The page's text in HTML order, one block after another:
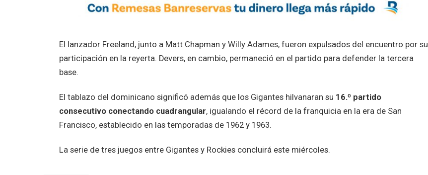
El lanzador Freeland, junto a Matt Chapman y Willy Adames, fueron expulsados del encuentro por su
participación en la reyerta. Devers, en cambio, permaneció en el partido para defender la tercera
base.
El tablazo del dominicano significó además que los Gigantes hilvanaran su 16.º partido
consecutivo conectando cuadrangular, igualando el récord de la franquicia en la era de San
Francisco, establecido en las temporadas de 1962 y 1963.
La serie de tres juegos entre Gigantes y Rockies concluirá este miércoles.